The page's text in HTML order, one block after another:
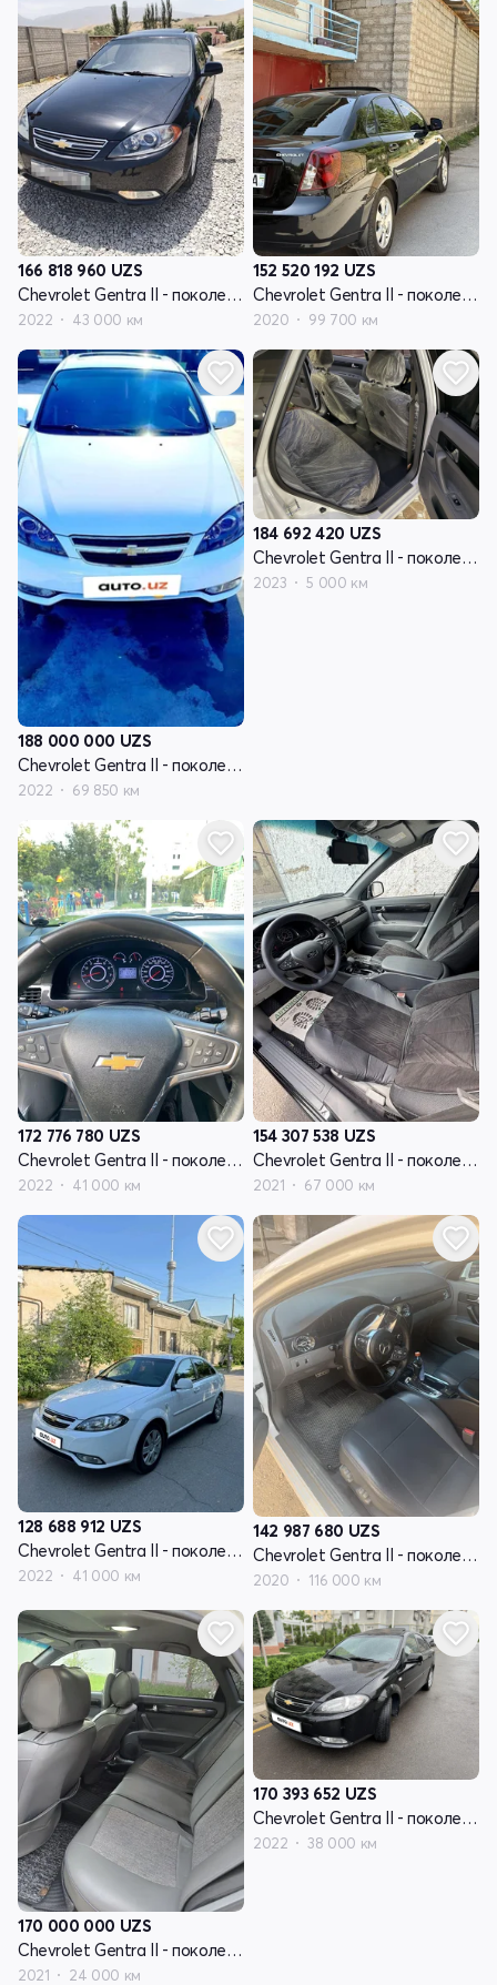
166 818 960 UZS
Chevrolet Gentra II - поколение
2022 43 000 км
152 520 192 UZS
Chevrolet Gentra II - поколение
2020 99 700 км
188 000 000 UZS
Chevrolet Gentra II - поколение
2022 69 850 км
184 692 420 UZS
Chevrolet Gentra II - поколение
2023 5 000 км
172 776 780 UZS
Chevrolet Gentra II - поколение
2022 41 000 км
154 307 538 UZS
Chevrolet Gentra II - поколение
2021 67 000 км
128 688 912 UZS
Chevrolet Gentra II - поколение
2022 41 000 км
142 987 680 UZS
Chevrolet Gentra II - поколение
2020 116 000 км
170 000 000 UZS
Chevrolet Gentra II - поколение
2021 24 000 км
170 393 652 UZS
Chevrolet Gentra II - поколение
2022 38 000 км